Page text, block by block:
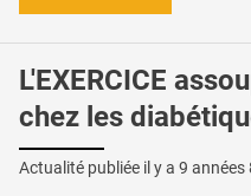
L'EXERCICE
chez les
Actualité publiée il y a 9 années